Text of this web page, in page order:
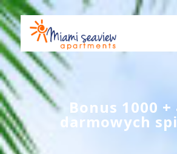
Bonus 1000 +
darmowych